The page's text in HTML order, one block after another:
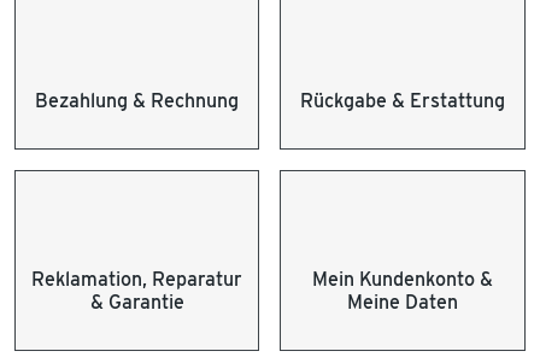
Bezahlung & Rechnung Rückgabe & Erstattung
Reklamation, Reparatur
& Garantie
Mein Kundenkonto &
Meine Daten